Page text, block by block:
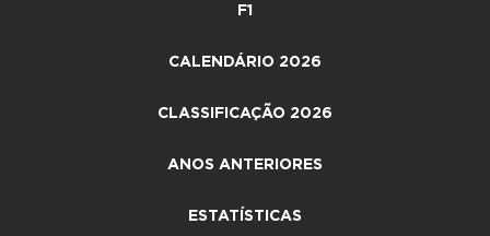
F1
CALENDÁRIO 2026
CLASSIFICAÇÃO 2026
ANOS ANTERIORES
ESTATÍSTICAS